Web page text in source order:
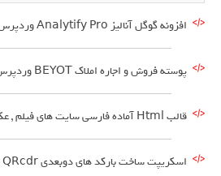
افزونه گوگل آنالیز Analytify Pro وردپرس
پوسته فروش و اجاره املاک BEYOT وردپرس
قالب Html آماده فارسی سایت های فیلم , عکاسی ( Analog Design )
اسکریپت ساخت بارکد های دوبعدی QRcdr نسخه 1.6